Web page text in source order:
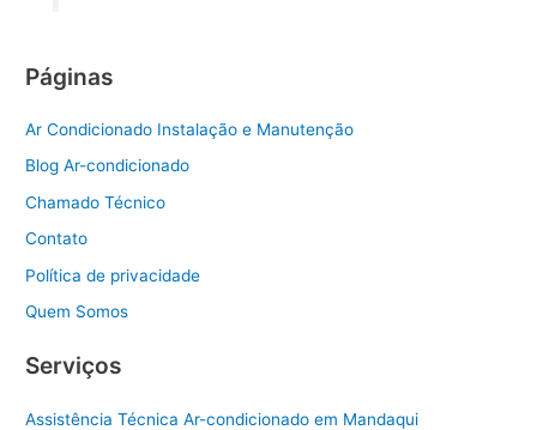
Páginas
Ar Condicionado Instalação e Manutenção
Blog Ar-condicionado
Chamado Técnico
Contato
Política de privacidade
Quem Somos
Serviços
Assistência Técnica Ar-condicionado em Mandaqui